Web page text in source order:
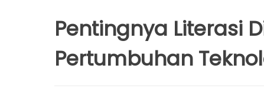
Pentingnya Literasi
Pertumbuhan